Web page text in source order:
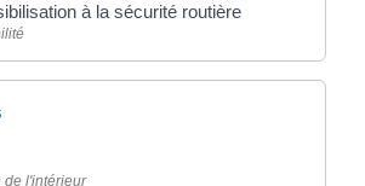
à la sécurité routière
de l'intérieur